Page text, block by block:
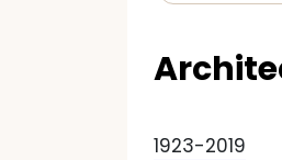
1923-2019